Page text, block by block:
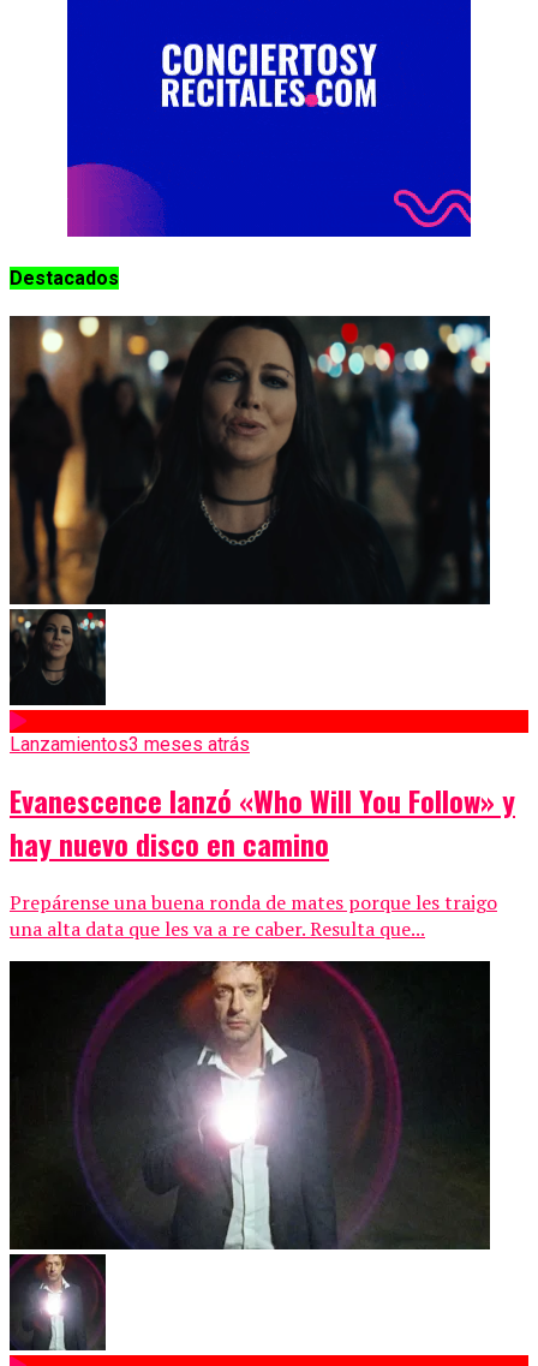
Destacados
Lanzamientos3 meses atrás
Evanescence lanzó «Who Will You Follow» y
hay nuevo disco en camino
Prepárense una buena ronda de mates porque les traigo
una alta data que les va a re caber. Resulta que...